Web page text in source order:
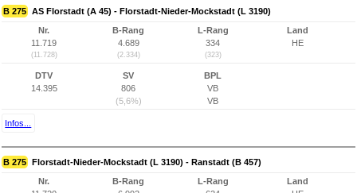
B 275 AS Florstadt (A 45) - Florstadt-Nieder-Mockstadt (L 3190)
Nr.
11.719
(11.728)
B-Rang
4.689
(2.334)
L-Rang
334
(323)
Land
HE
DTV
14.395
SV
806
(5,6%)
BPL
VB
VB
Infos...
B 275 Florstadt-Nieder-Mockstadt (L 3190) - Ranstadt (B 457)
Nr.
B-Rang
L-Rang
Land